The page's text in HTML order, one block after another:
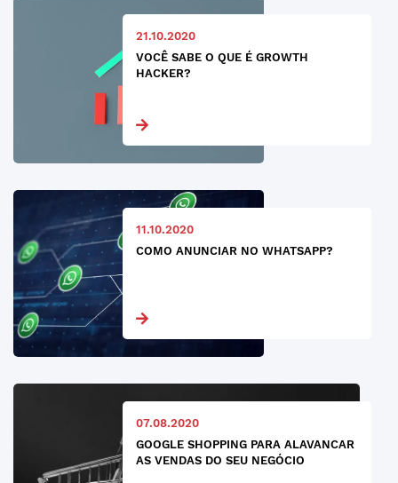
21.10.2020
VOCÊ SABE O QUE É GROWTH
HACKER?
11.10.2020
COMO ANUNCIAR NO WHATSAPP?
07.08.2020
GOOGLE SHOPPING PARA ALAVANCAR
AS VENDAS DO SEU NEGÓCIO